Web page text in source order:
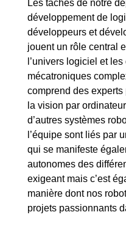
Les tâches de notre
développement de
développeurs et
jouent un rôle central
l’univers logiciel et
mécatroniques
comprend des
la vision par
d’autres systèmes
l’équipe sont liés par
qui se manifeste
autonomes des
exigeant mais c’est
manière dont nos
projets passionnants